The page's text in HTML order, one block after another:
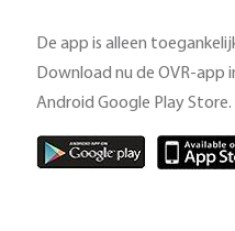
De app is alleen
Download nu de OVR-app
Android Google Play Store.